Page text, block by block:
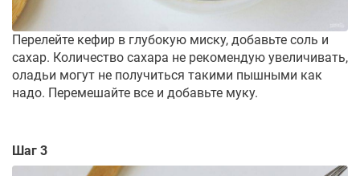
Перелейте кефир в глубокую миску, добавьте соль и
сахар. Количество сахара не рекомендую увеличивать,
оладьи могут не получиться такими пышными как
надо. Перемешайте все и добавьте муку.
Шаг 3